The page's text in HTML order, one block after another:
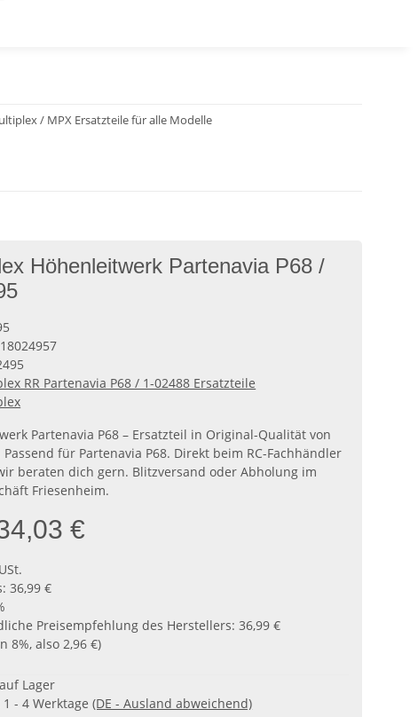
/ MPX Ersatzteile für alle Modelle
Höhenleitwerk Partenavia P68 /
RR Partenavia P68 / 1-02488 Ersatzteile
Partenavia P68 – Ersatzteil in Original-Qualität von
für Partenavia P68. Direkt beim RC-Fachhändler
beraten dich gern. Blitzversand oder Abholung im
Friesenheim.
€
36,99 €
Preisempfehlung des Herstellers:36,99 €
8%, also2,96 €)
Lager
1 - 4 Werktage(DE - Ausland abweichend)